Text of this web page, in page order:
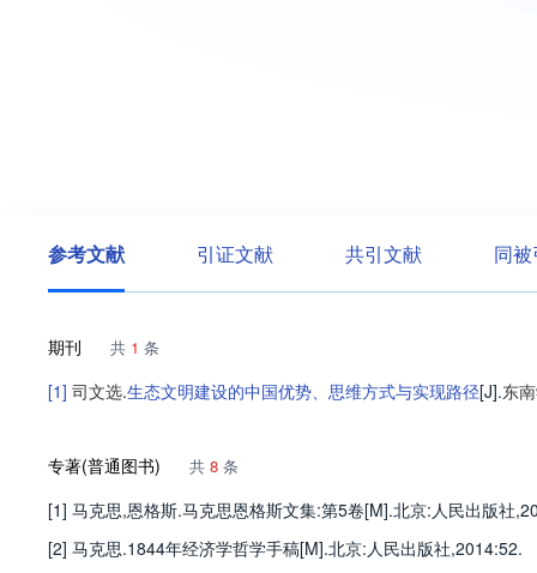
参考文献 引证文献 共引文献 同
期刊 共 1 条
[1] 司文选.生态文明建设的中国优势、思维方式与实现路径[J].东
专著(普通图书) 共 8 条
[1] 马克思,恩格斯.马克思恩格斯文集:第5卷[M].北京:人民出版社
[2] 马克思.1844年经济学哲学手稿[M].北京:人民出版社,2014:52.